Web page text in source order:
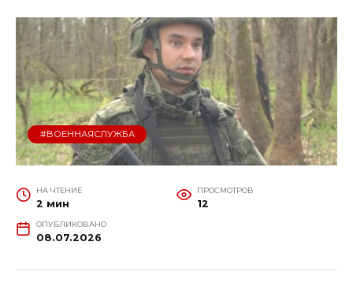
#ВОЕННАЯСЛУЖБА
НА ЧТЕНИЕ
2 мин
ПРОСМОТРОВ
12
ОПУБЛИКОВАНО
08.07.2026